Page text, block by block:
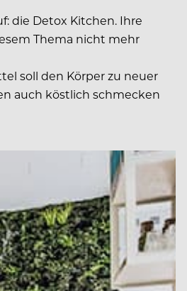
die Detox Kitchen. Ihre
Thema nicht mehr
soll den Körper zu neuer
auch köstlich schmecken